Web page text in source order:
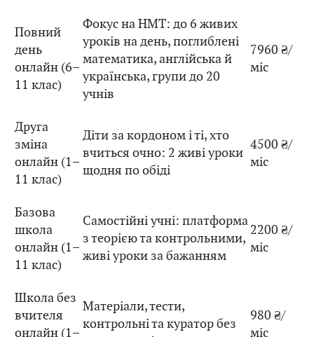
Повний
день
онлайн (6–
11 клас)
Фокус на НМТ: до 6 живих
уроків на день, поглиблені
математика, англійська й
українська, групи до 20
учнів
7960 ₴/
міс
Друга
зміна
онлайн (1–
11 клас)
Діти за кордоном і ті, хто
вчиться очно: 2 живі уроки
щодня по обіді
4500 ₴/
міс
Базова
школа
онлайн (1–
11 клас)
Самостійні учні: платформа
з теорією та контрольними,
живі уроки за бажанням
2200 ₴/
міс
Школа без
вчителя
онлайн (1–
Матеріали, тести,
контрольні та куратор без
980 ₴/
міс